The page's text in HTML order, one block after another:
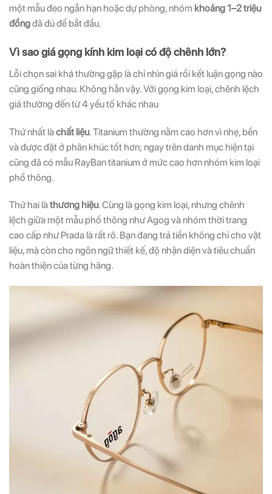
một mẫu đeo ngắn hạn hoặc dự phòng, nhóm khoảng 1–2 triệu
đồngđã đủ để bắt đầu.
Vì sao giá gọng kính kim loại có độ chênh lớn?
Lỗi chọn sai khá thường gặp là chỉ nhìn giá rồi kết luận gọng nào
cũng giống nhau. Không hẳn vậy. Với gọng kim loại, chênh lệch
giá thường đến từ 4 yếu tố khác nhau
Thứ nhất làchất liệu. Titanium thường nằm cao hơn vì nhẹ, bền
và được đặt ở phân khúc tốt hơn; ngay trên danh mục hiện tại
cũng đã có mẫu RayBan titanium ở mức cao hơn nhóm kim loại
phổ thông.
Thứ hai làthương hiệu. Cùng là gọng kim loại, nhưng chênh
lệch giữa một mẫu phổ thông như Agog và nhóm thời trang
cao cấp như Prada là rất rõ. Bạn đang trả tiền không chỉ cho vật
liệu, mà còn cho ngôn ngữ thiết kế, độ nhận diện và tiêu chuẩn
hoàn thiện của từng hãng.